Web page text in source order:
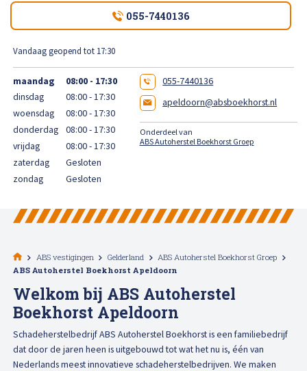
High Tech Schadeherstel
Lakschade herstellen
Spotrepair
Steenslag herstellen
Velgen herstellen
Alle soorten Specialisme
Afspraak maken
Bel ons op: 0900 - 6611111
055-7440136
Vandaag geopend tot 17:30
maandag
08:00 - 17:30
dinsdag
08:00 - 17:30
woensdag
08:00 - 17:30
donderdag
08:00 - 17:30
vrijdag
08:00 - 17:30
zaterdag
Gesloten
zondag
Gesloten
055-7440136
apeldoorn@absboekhorst.nl
Onderdeel van
ABS Autoherstel Boekhorst Groep
ABS vestigingen Gelderland
ABS Autoherstel Boekhorst Groep
ABS Autoherstel Boekhorst Apeldoorn
Welkom bij ABS Autoherstel
Boekhorst Apeldoorn
Schadeherstelbedrijf ABS Autoherstel Boekhorst is een familiebedrijf
dat door de jaren heen is uitgebouwd tot wat het nu is, één van
Nederlands meest innovatieve schadeherstelbedrijven. We maken